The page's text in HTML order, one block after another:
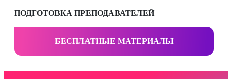
ПОДГОТОВКА ПРЕПОДАВАТЕЛЕЙ
БЕСПЛАТНЫЕ МАТЕРИАЛЫ